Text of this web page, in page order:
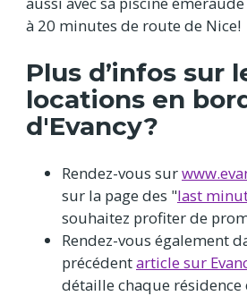
à 20 minutes de route de Nice!
Plus d’infos sur
locations en
d'Evancy?
Rendez-vous sur
sur la page des "last
souhaitez profiter de
Rendez-vous également
précédentarticle sur
détaille chaque résidence